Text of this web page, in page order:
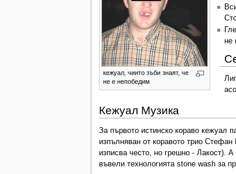
кежуал, чиито зъби знаят, че
не е непобедим
не
Кежуал Музика
За първото истинско кораво кежуал
изпълняван от коравото трио
изписва често, но грешно - Лакост).
въвели технологията stone wash за